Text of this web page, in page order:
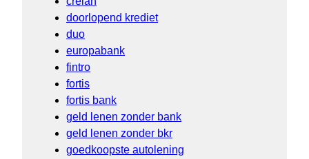
doorlopend krediet
duo
europabank
fintro
fortis
fortis bank
geld lenen zonder bank
geld lenen zonder bkr
goedkoopste autolening